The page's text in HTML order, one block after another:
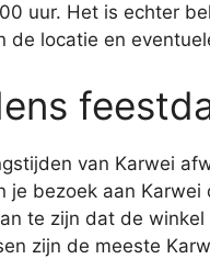
uur. Het is echter
de locatie en
van Karwei
je bezoek aan
te zijn dat de
zijn de meeste